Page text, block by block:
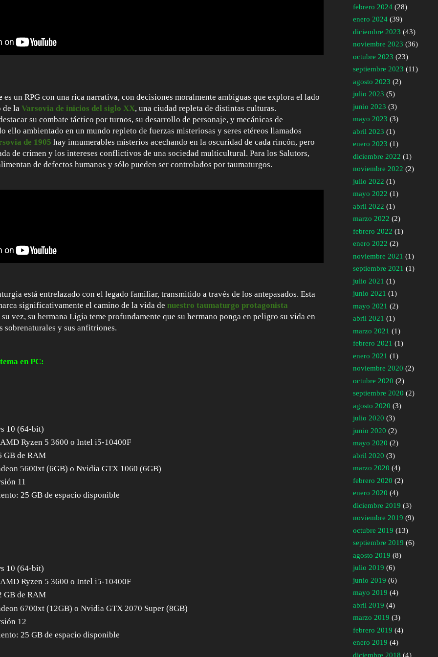
es un RPG con una rica narrativa, con decisiones moralmente ambiguas que explora el lado
de la Varsovia de inicios del siglo XX, una ciudad repleta de distintas culturas.
su combate táctico por turnos, su desarrollo de personaje, y mecánicas de
ello ambientado en un mundo repleto de fuerzas misteriosas y seres etéreos llamados
de 1905 hay innumerables misterios acechando en la oscuridad de cada rincón, pero
de crimen y los intereses conflictivos de una sociedad multicultural. Para los Salutors,
de defectos humanos y sólo pueden ser controlados por taumaturgos.
está entrelazado con el legado familiar, transmitido a través de los antepasados. Esta
significativamente el camino de la vida de nuestro taumaturgo protagonista
su vez, su hermana Ligia teme profundamente que su hermano ponga en peligro su vida en
sobrenaturales y sus anfitriones.
en PC:
10 (64-bit)
Ryzen 5 3600 o Intel i5-10400F
GB de RAM
5600xt (6GB) o Nvidia GTX 1060 (6GB)
11
25 GB de espacio disponible
10 (64-bit)
Ryzen 5 3600 o Intel i5-10400F
GB de RAM
6700xt (12GB) o Nvidia GTX 2070 Super (8GB)
12
25 GB de espacio disponible
febrero 2024 (28)
enero 2024 (39)
diciembre 2023 (43)
noviembre 2023 (36)
octubre 2023 (23)
septiembre 2023 (11)
agosto 2023 (2)
julio 2023 (5)
junio 2023 (3)
mayo 2023 (3)
abril 2023 (1)
enero 2023 (1)
diciembre 2022 (1)
noviembre 2022 (2)
julio 2022 (1)
mayo 2022 (1)
abril 2022 (1)
marzo 2022 (2)
febrero 2022 (1)
enero 2022 (2)
noviembre 2021 (1)
septiembre 2021 (1)
julio 2021 (1)
junio 2021 (1)
mayo 2021 (2)
abril 2021 (1)
marzo 2021 (1)
febrero 2021 (1)
enero 2021 (1)
noviembre 2020 (2)
octubre 2020 (2)
septiembre 2020 (2)
agosto 2020 (3)
julio 2020 (3)
junio 2020 (2)
mayo 2020 (2)
abril 2020 (3)
marzo 2020 (4)
febrero 2020 (2)
enero 2020 (4)
diciembre 2019 (3)
noviembre 2019 (9)
octubre 2019 (13)
septiembre 2019 (6)
agosto 2019 (8)
julio 2019 (6)
junio 2019 (6)
mayo 2019 (4)
abril 2019 (4)
marzo 2019 (3)
febrero 2019 (4)
enero 2019 (4)
diciembre 2018 (4)